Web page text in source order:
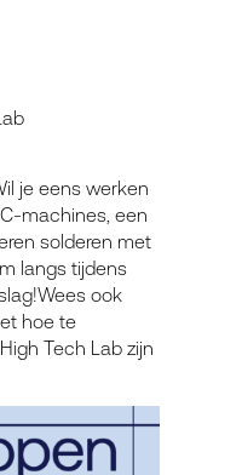
je eens werken
machines, een
solderen met
langs tijdens
ook
hoe te
Tech Lab zijn